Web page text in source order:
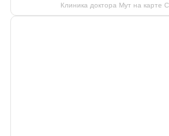
Клиника доктора Мут на